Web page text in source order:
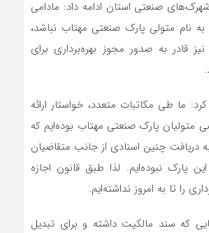
صنعتی استان ادامه داد: مادامی
به نام متولی پارک صنعتی مهتاب نباشد،
قادر به صدور مجوز بهره‌برداری برای
ما طی مکاتبات متعدد، خواستار ارائه
متولیان پارک صنعتی مهتاب بوده‌ایم که
دریافت چنین اسنادی از جانب متقاضیان
پارک نبوده‌ایم. لذا طبق قانون اجازه
را تا به امروز نداشته‌ایم.
که سند مالکیت داشته و برای تبدیل